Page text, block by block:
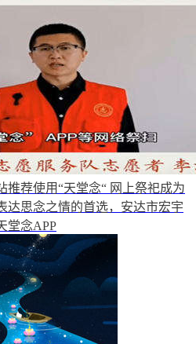
推荐使用“天堂念“ 网上祭祀成为
达思念之情的首选，安达市宏宇
堂念APP